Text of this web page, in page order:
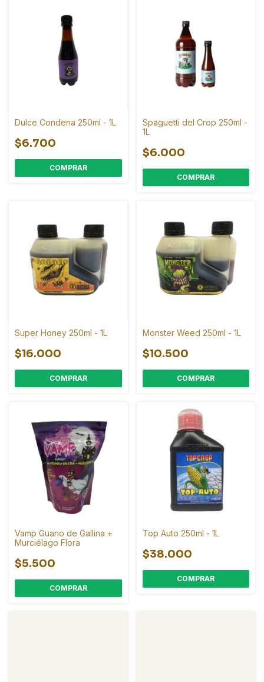
Dulce Condena 250ml - 1L
$6.700
COMPRAR
Spaguetti del Crop 250ml -
1L
$6.000
COMPRAR
Super Honey 250ml - 1L
$16.000
COMPRAR
Monster Weed 250ml - 1L
$10.500
COMPRAR
Vamp Guano de Gallina +
Murciélago Flora
$5.500
Top Auto 250ml - 1L
$38.000
COMPRAR